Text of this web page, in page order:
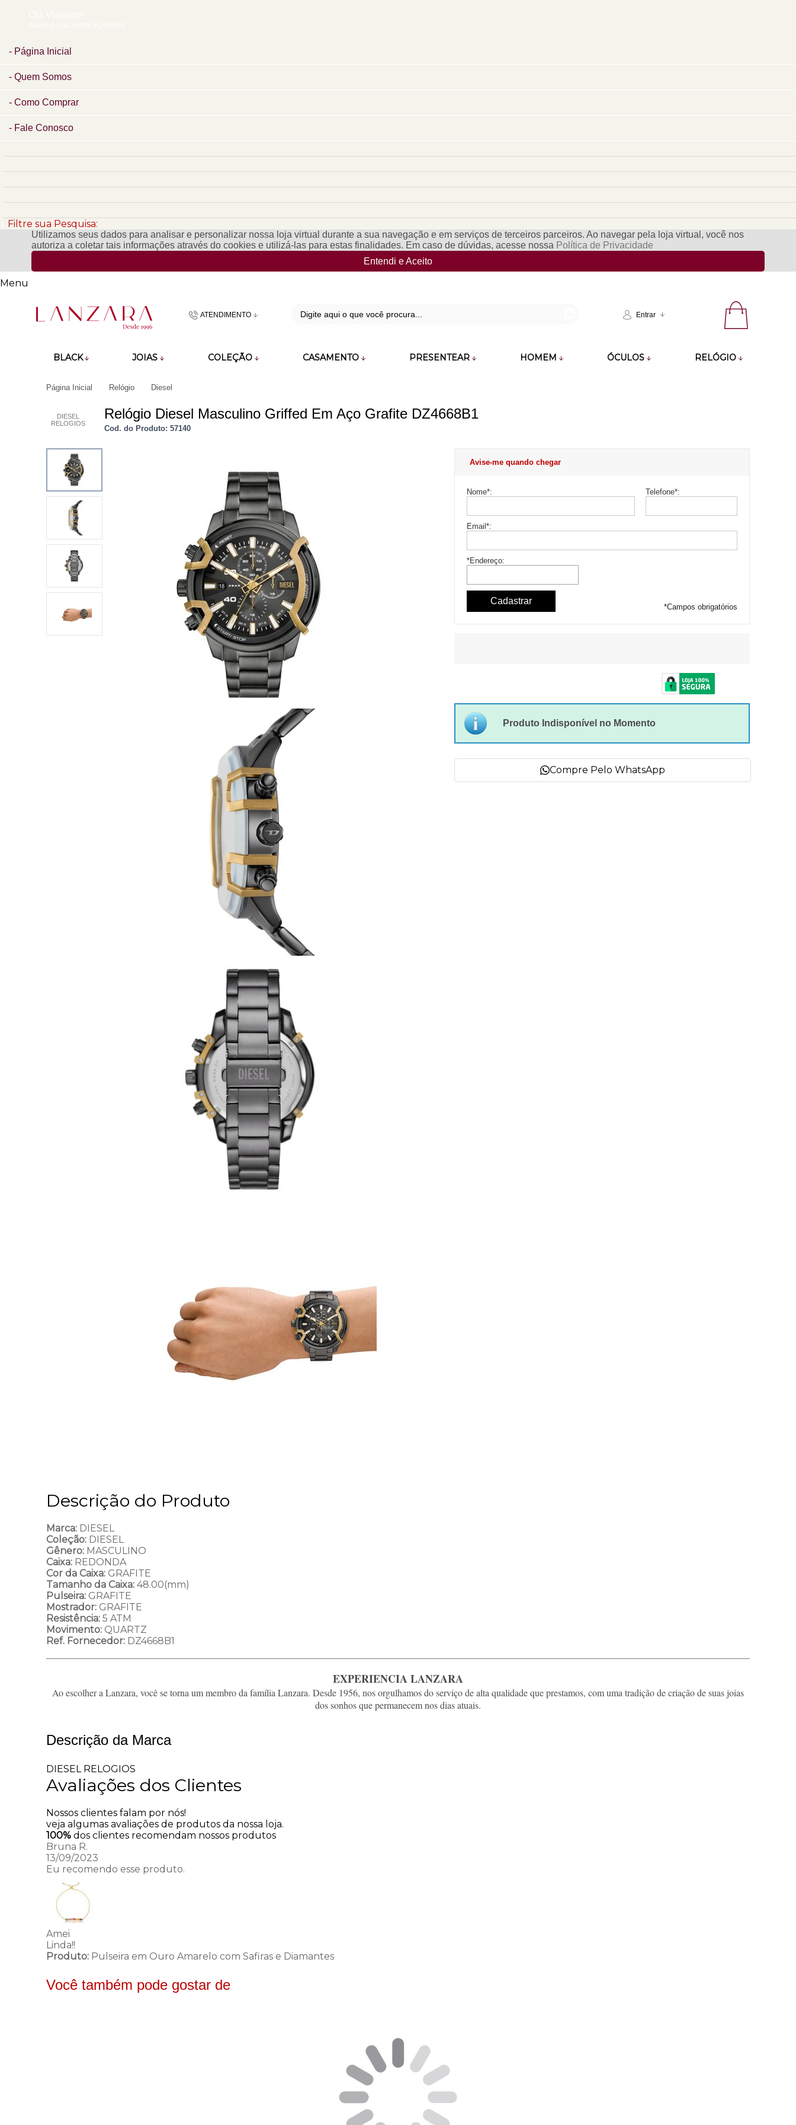
Página Inicial
Quem Somos
Como Comprar
Fale Conosco
Filtre sua Pesquisa:
Utilizamos seus dados para analisar e personalizar nossa loja virtual durante a sua navegação e em serviços de terceiros parceiros. Ao navegar pela loja virtual, você nos
autoriza a coletar tais informações através do cookies e utilizá-las para estas finalidades. Em caso de dúvidas, acesse nossa Política de Privacidade
Entendi e Aceito
Menu
ATENDIMENTO
(48)991860142
Entrar
BLACK JOIAS COLEÇÃO CASAMENTO PRESENTEAR HOMEM ÓCULOS RELÓGIO
Página Inicial Relógio Diesel
DIESEL
RELOGIOS
Relógio Diesel Masculino Griffed Em Aço Grafite DZ4668B1
Cod. do Produto: 57140
Avise-me quando chegar
Nome*: Telefone*:
Email *:
*Endereço:
*Campos obrigatórios
Produto Indisponível no Momento
Compre Pelo WhatsApp
Descrição do Produto
Marca: DIESEL
Coleção: DIESEL
Gênero: MASCULINO
Caixa: REDONDA
Cor da Caixa: GRAFITE
Tamanho da Caixa: 48.00(mm)
Pulseira: GRAFITE
Mostrador: GRAFITE
Resistência: 5 ATM
Movimento: QUARTZ
Ref. Fornecedor: DZ4668B1
EXPERIENCIA LANZARA
Ao escolher a Lanzara, você se torna um membro da família Lanzara. Desde 1956, nos orgulhamos do serviço de alta qualidade que prestamos, com uma tradição de criação de suas joias
dos sonhos que permanecem nos dias atuais.
Descrição da Marca
DIESEL RELOGIOS
Avaliações dos Clientes
Nossos clientes falam por nós!
veja algumas avaliações de produtos da nossa loja.
100% dos clientes recomendam nossos produtos
Bruna R.
13/09/2023
Eu recomendo esse produto.
Amei
Linda!!
Produto:Pulseira em Ouro Amarelo com Safiras e Diamantes
Você também pode gostar de